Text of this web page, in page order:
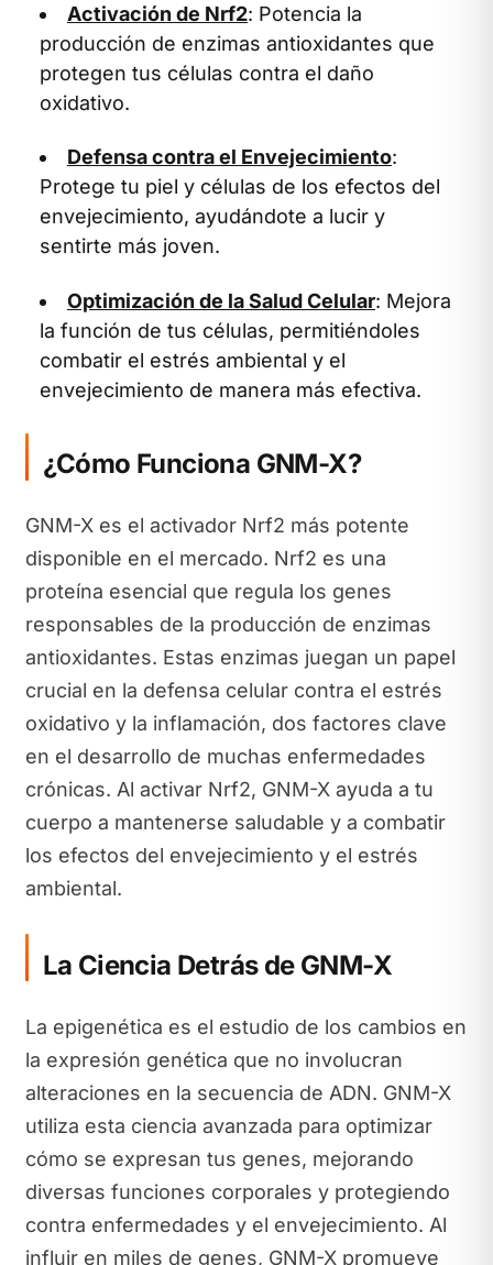
Activación de Nrf2: Potencia la
producción de enzimas antioxidantes que
protegen tus células contra el daño
oxidativo.
Defensa contra el Envejecimiento:
Protege tu piel y células de los efectos del
envejecimiento, ayudándote a lucir y
sentirte más joven.
Optimización de la Salud Celular: Mejora
la función de tus células, permitiéndoles
combatir el estrés ambiental y el
envejecimiento de manera más efectiva.
¿Cómo Funciona GNM-X?
GNM-X es el activador Nrf2 más potente
disponible en el mercado. Nrf2 es una
proteína esencial que regula los genes
responsables de la producción de enzimas
antioxidantes. Estas enzimas juegan un papel
crucial en la defensa celular contra el estrés
oxidativo y la inflamación, dos factores clave
en el desarrollo de muchas enfermedades
crónicas. Al activar Nrf2, GNM-X ayuda a tu
cuerpo a mantenerse saludable y a combatir
los efectos del envejecimiento y el estrés
ambiental.
La Ciencia Detrás de GNM-X
La epigenética es el estudio de los cambios en
la expresión genética que no involucran
alteraciones en la secuencia de ADN. GNM-X
utiliza esta ciencia avanzada para optimizar
cómo se expresan tus genes, mejorando
diversas funciones corporales y protegiendo
contra enfermedades y el envejecimiento. Al
influir en miles de genes, GNM-X promueve